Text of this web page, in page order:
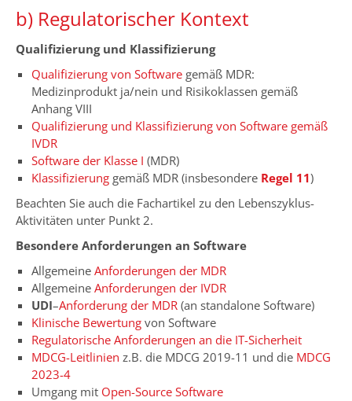
b) Regulatorischer Kontext
Qualifizierung und Klassifizierung
Qualifizierung von Software gemäß MDR:
Medizinprodukt ja/nein und Risikoklassen gemäß
Anhang VIII
Qualifizierung und Klassifizierung von Software gemäß
IVDR
Software der Klasse I (MDR)
Klassifizierung gemäß MDR (insbesondere Regel 11)
Beachten Sie auch die Fachartikel zu den Lebenszyklus-
Aktivitäten unter Punkt 2.
Besondere Anforderungen an Software
Allgemeine Anforderungen der MDR
Allgemeine Anforderungen der IVDR
UDI–Anforderung der MDR (an standalone Software)
Klinische Bewertung von Software
Regulatorische Anforderungen an die IT-Sicherheit
MDCG-Leitlinien z.B. die MDCG 2019-11 und die MDCG
2023-4
Umgang mit Open-Source Software